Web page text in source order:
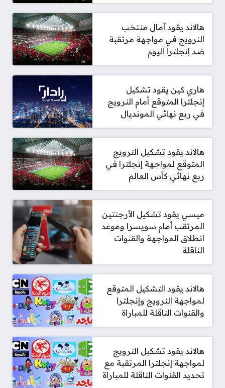
هالاند يقود آمال منتخب
النرويج في مواجهة مرتقبة
ضد إنجلترا اليوم
هاري كين يقود تشكيل
إنجلترا المتوقع أمام النرويج
في ربع نهائي المونديال
هالاند يقود تشكيل النرويج
المتوقع لمواجهة إنجلترا في
ربع نهائي كأس العالم
ميسي يقود تشكيل الأرجنتين
المرتقب أمام سويسرا وموعد
انطلاق المواجهة والقنوات
الناقلة
هالاند يقود التشكيل المتوقع
لمواجهة النرويج وإنجلترا
والقنوات الناقلة للمباراة
هالاند يقود تشكيل النرويج
لمواجهة إنجلترا المرتقبة مع
تحديد القنوات الناقلة للمباراة